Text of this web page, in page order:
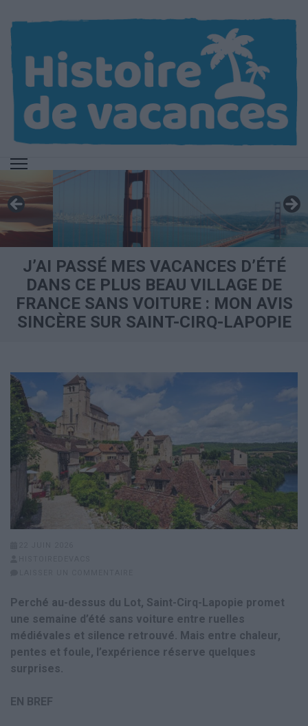
contenu
(Pressez
Entrée)
J’AI PASSÉ MES VACANCES D’ÉTÉ
DANS CE PLUS BEAU VILLAGE DE
FRANCE SANS VOITURE : MON AVIS
SINCÈRE SUR SAINT-CIRQ-LAPOPIE
Perché au-dessus du Lot, Saint-Cirq-Lapopie promet
une semaine d’été sans voiture entre ruelles
médiévales et silence retrouvé. Mais entre chaleur,
pentes et foule, l’expérience réserve quelques
surprises.
EN BREF